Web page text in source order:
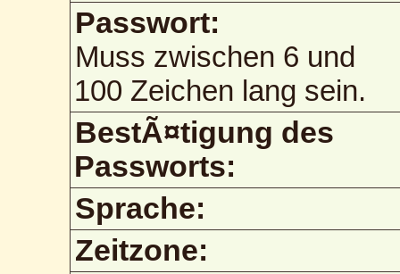
Passwort:
Muss zwischen 6 und
100 Zeichen lang sein.
BestÃ¤tigung des
Passworts:
Sprache:
Zeitzone: